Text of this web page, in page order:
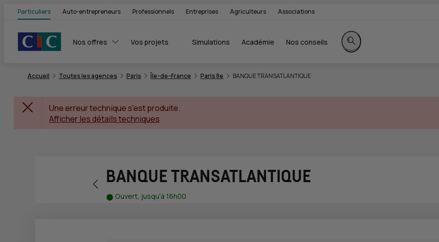
Particuliers Auto-entrepreneurs Professionnels Entreprises Agriculteurs Associations
Nos offres Vos projets Simulations Académie Nos conseils
Rechercher sur le site
Accueil Toutes les agences Paris Île-de-France Paris 8e BANQUE TRANSATLANTIQUE
Une erreur technique s'est produite.
Afficher les détails techniques
Retour vers la page précédente
BANQUE TRANSATLANTIQUE
Ouvert, jusqu'à 16h00